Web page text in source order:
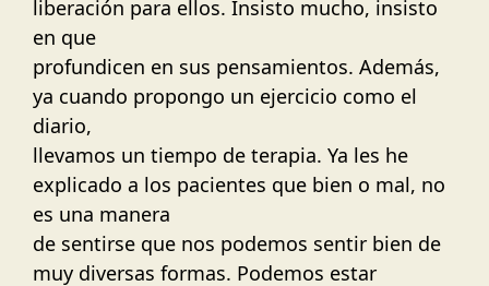
liberación para ellos. Insisto mucho, insisto
en que
profundicen en sus pensamientos. Además,
ya cuando propongo un ejercicio como el
diario,
llevamos un tiempo de terapia. Ya les he
explicado a los pacientes que bien o mal, no
es una manera
de sentirse que nos podemos sentir bien de
muy diversas formas. Podemos estar